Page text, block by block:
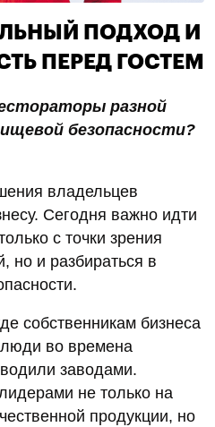
ПОДХОД И
ПЕРЕД ГОСТЕМ
разной
безопасности?
владельцев
Сегодня важно идти
с точки зрения
но и разбираться в
собственникам бизнеса
во времена
заводами.
не только на
продукции, но